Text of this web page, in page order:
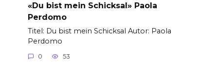
«Du bist mein Schicksal» Paola
Perdomo
Titel: Du bist mein Schicksal Autor: Paola
Perdomo
0 53